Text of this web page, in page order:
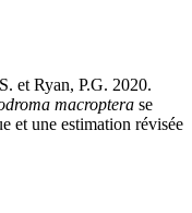
et Ryan, P.G. 2020.
macroptera se
et une estimation révisée